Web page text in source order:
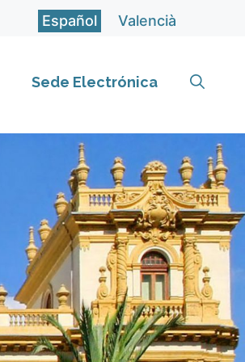
Español Valencià
Sede Electrónica